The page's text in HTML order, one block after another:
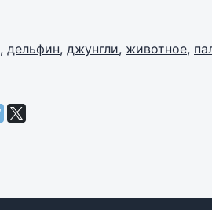
, дельфин, джунгли, животное,